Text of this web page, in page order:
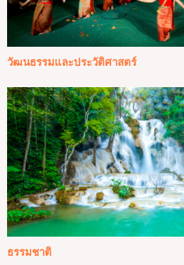
วัฒนธรรมและประวัติศาสตร์
ธรรมชาติ